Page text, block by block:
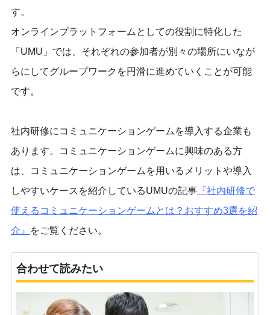
す。
オンラインプラットフォームとしての役割に特化した
「UMU」では、それぞれの参加者が別々の場所にいなが
らにしてグループワークを円滑に進めていくことが可能
です。
社内研修にコミュニケーションゲームを導入する企業も
あります。コミュニケーションゲームに興味のある方
は、コミュニケーションゲームを用いるメリットや導入
しやすいケースを紹介しているUMUの記事『社内研修で
使えるコミュニケーションゲームとは？おすすめ3選を紹
介 』 をご覧ください。
合わせて読みたい